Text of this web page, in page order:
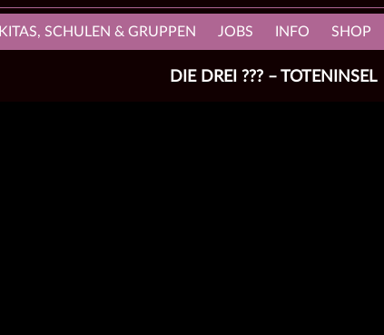
KITAS, SCHULEN & GRUPPEN JOBS INFO SHOP
DIE DREI ??? – TOTENINSEL